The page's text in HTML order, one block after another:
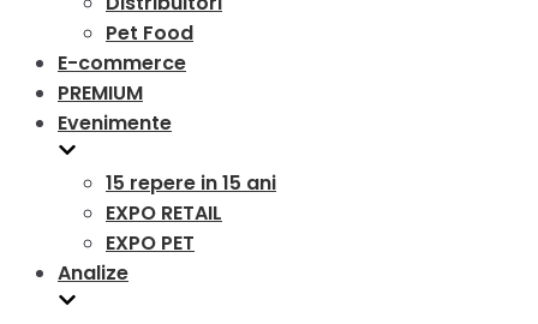
Pet Food
E-commerce
PREMIUM
Evenimente
15 repere in 15 ani
EXPO RETAIL
EXPO PET
Analize